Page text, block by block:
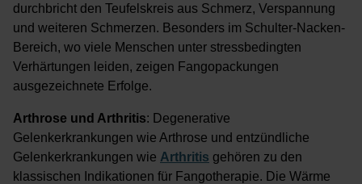
durchbricht den Teufelskreis aus Schmerz, Verspannung
und weiteren Schmerzen. Besonders im Schulter-Nacken-
Bereich, wo viele Menschen unter stressbedingten
Verhärtungen leiden, zeigen Fangopackungen
ausgezeichnete Erfolge.
Arthrose und Arthritis: Degenerative
Gelenkerkrankungen wie Arthrose und entzündliche
Gelenkerkrankungen wie Arthritis gehören zu den
klassischen Indikationen für Fangotherapie. Die Wärme